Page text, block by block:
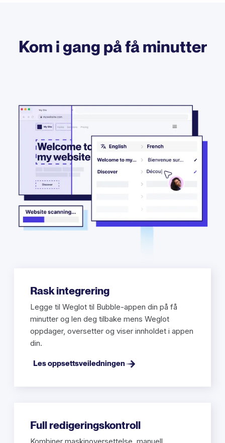
Kom i gang på få minutter
Rask integrering
Legge til Weglot til Bubble-appen din på få
minutter og len deg tilbake mens Weglot
oppdager, oversetter og viser innholdet i appen
din.
Les oppsettsveiledningen
Full redigeringskontroll